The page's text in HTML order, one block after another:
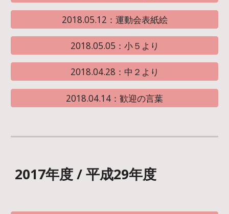
2018.05.12：運動会表紙絵
2018.05.05：小５より
2018.04.28：中２より
2018.04.14：歓迎の言葉
2017年度 / 平成29年度